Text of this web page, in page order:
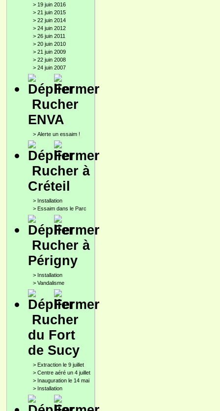
> 19 juin 2016
> 21 juin 2015
> 22 juin 2014
> 24 juin 2012
> 26 juin 2011
> 20 juin 2010
> 21 juin 2009
> 22 juin 2008
> 24 juin 2007
Rucher
ENVA
> Alerte un essaim !
Rucher à
Créteil
> Installation
> Essaim dans le Parc
Rucher à
Périgny
> Installation
> Vandalisme
Rucher
du Fort
de Sucy
> Extraction le 9 juillet
> Centre aéré un 4 juillet
> Inauguration le 14 mai
> Installation